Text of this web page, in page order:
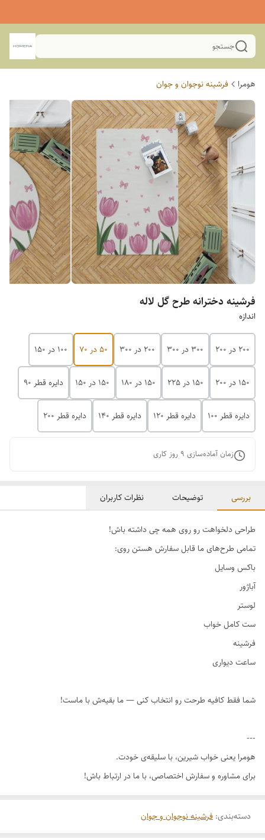
جستجو
هومرا فرشینه نوجوان و جوان
فرشینه دخترانه طرح گل لاله
اندازه
200 در 200 300 در 300 200 در 300 50 در 70 100 در 150
150 در 200 150 در 225 150 در 180 150 در 150 دایره قطر 90
دایره قطر 100 دایره قطر 120 دایره قطر 140 دایره قطر 200
زمان آماده‌سازی 9 روز کاری
بررسی توضیحات نظرات کاربران
طراحی دلخواهت رو روی همه چی داشته باش!
تمامی طرح‌های ما قابل سفارش هستن روی:
باکس وسایل
آباژور
لوستر
ست کامل خواب
فرشینه
ساعت دیواری
شما فقط کافیه طرحت رو انتخاب کنی — ما بقیه‌ش با ماست!
---
هومرا یعنی خواب شیرین، با سلیقه‌ی خودت.
برای مشاوره و سفارش اختصاصی، با ما در ارتباط باش!
دسته‌بندی: فرشینه نوجوان و جوان